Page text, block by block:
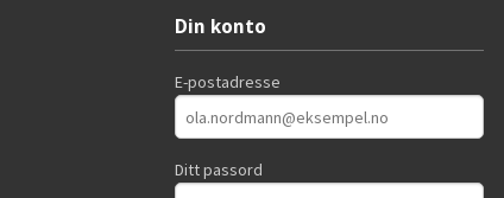
Din konto
E-postadresse
Ditt passord